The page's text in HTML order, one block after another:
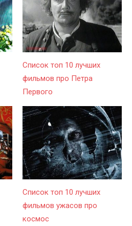
Список топ 10 лучших
фильмов про Петра
Первого
Список топ 10 лучших
фильмов ужасов про
космос